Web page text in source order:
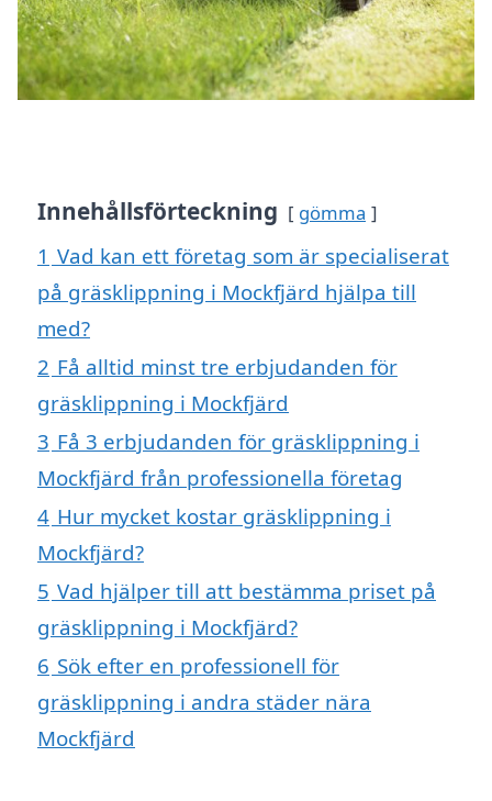
Innehållsförteckning gömma
1 Vad kan ett företag som är specialiserat
på gräsklippning i Mockfjärd hjälpa till
med?
2 Få alltid minst tre erbjudanden för
gräsklippning i Mockfjärd
3 Få 3 erbjudanden för gräsklippning i
Mockfjärd från professionella företag
4 Hur mycket kostar gräsklippning i
Mockfjärd?
5 Vad hjälper till att bestämma priset på
gräsklippning i Mockfjärd?
6 Sök efter en professionell för
gräsklippning i andra städer nära
Mockfjärd